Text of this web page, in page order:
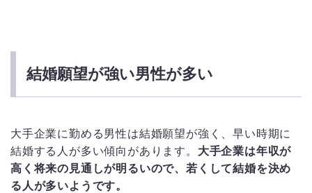
結婚願望が強い男性が多い
大手企業に勤める男性は結婚願望が強く、早い時期に
結婚する人が多い傾向があります。 大手企業は年収が
高く将来の見通しが明るいので、若くして結婚を決め
る人が多いようです。